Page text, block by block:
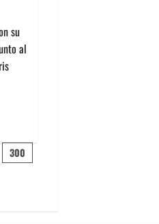
su
al
300